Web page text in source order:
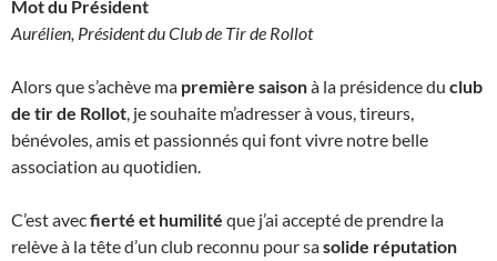
Mot du Président
Aurélien, Président du Club de Tir de Rollot
Alors que s’achève ma première saisonà la présidence du club
de tir de Rollot, je souhaite m’adresser à vous, tireurs,
bénévoles, amis et passionnés qui font vivre notre belle
association au quotidien.
C’est avecfierté et humilité que j’ai accepté de prendre la
relève à la tête d’un club reconnu pour sasolide réputation